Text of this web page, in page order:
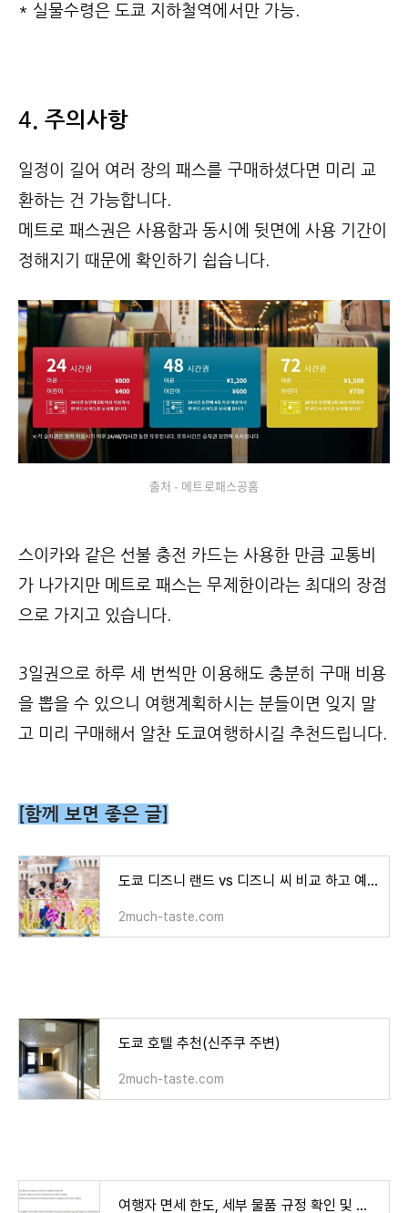
* 실물수령은 도쿄 지하철역에서만 가능.
4. 주의사항
일정이 길어 여러 장의 패스를 구매하셨다면 미리 교
환하는 건 가능합니다.
메트로 패스권은 사용함과 동시에 뒷면에 사용 기간이
정해지기 때문에 확인하기 쉽습니다.
출처 - 메트로패스공홈
스이카와 같은 선불 충전 카드는 사용한 만큼 교통비
가 나가지만 메트로 패스는 무제한이라는 최대의 장점
으로 가지고 있습니다.
3일권으로 하루 세 번씩만 이용해도 충분히 구매 비용
을 뽑을 수 있으니 여행계획하시는 분들이면 잊지 말
고 미리 구매해서 알찬 도쿄여행하시길 추천드립니다.
[함께 보면 좋은 글]
도쿄 디즈니 랜드 vs 디즈니 씨 비교 하고 예약하기
2much-taste.com
도쿄 호텔 추천(신주쿠 주변)
2much-taste.com
여행자 면세 한도, 세부 물품 규정 확인 및 관세 신고 총정리